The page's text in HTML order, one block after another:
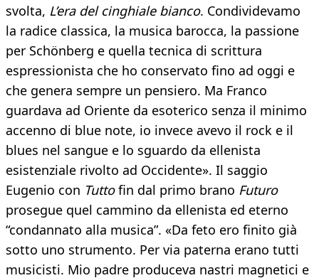
svolta, L’era del cinghiale bianco. Condividevamo
la radice classica, la musica barocca, la passione
per Schönberg e quella tecnica di scrittura
espressionista che ho conservato fino ad oggi e
che genera sempre un pensiero. Ma Franco
guardava ad Oriente da esoterico senza il minimo
accenno di blue note, io invece avevo il rock e il
blues nel sangue e lo sguardo da ellenista
esistenziale rivolto ad Occidente». Il saggio
Eugenio con Tuttofin dal primo brano Futuro
prosegue quel cammino da ellenista ed eterno
“condannato alla musica”. «Da feto ero finito già
sotto uno strumento. Per via paterna erano tutti
musicisti. Mio padre produceva nastri magnetici e